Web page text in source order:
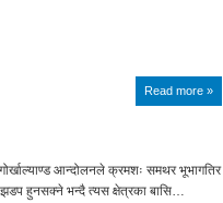
Read more »
आन्दोलनले क्रमशः समथर भूभागतिर
हुनसक्ने भन्दै त्यस क्षेत्रका बासि…